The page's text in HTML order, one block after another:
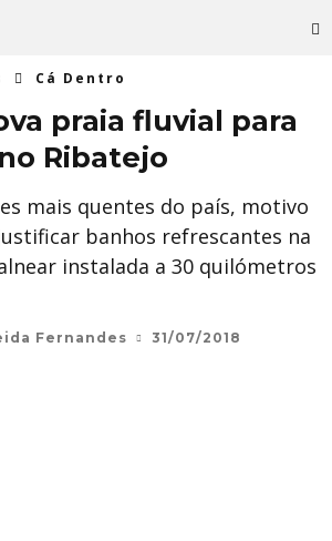
Cá Dentro
praia fluvial para
Ribatejo
mais quentes do país, motivo
banhos refrescantes na
instalada a 30 quilómetros
Fernandes 31/07/2018